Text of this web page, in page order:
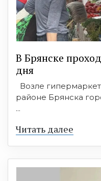
В Брянске
дня
Возле
районе Брянска
...
Читать далее